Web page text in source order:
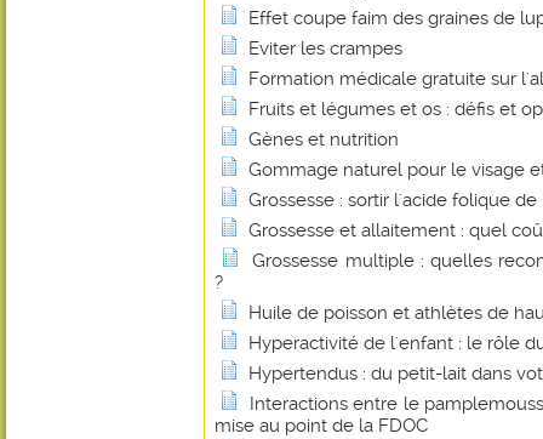
Effet coupe faim des graines de
Eviter les crampes
Formation médicale gratuite sur
Fruits et légumes et os : défis et
Gènes et nutrition
Gommage naturel pour le visage
Grossesse : sortir l'acide folique
Grossesse et allaitement : quel
Grossesse multiple : quelles
?
Huile de poisson et athlètes de
Hyperactivité de l'enfant : le rôle
Hypertendus : du petit-lait dans
Interactions entre le
mise au point de la FDOC